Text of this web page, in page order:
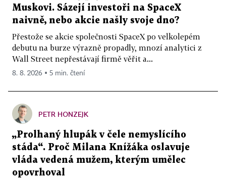
Muskovi. Sázejí investoři na SpaceX
naivně, nebo akcie našly svoje dno?
Přestože se akcie společnosti SpaceX po velkolepém
debutu na burze výrazně propadly, mnozí analytici z
Wall Street nepřestávají firmě věřit a...
8. 8. 2026 ▪ 5 min. čtení
PETR HONZEJK
„Prolhaný hlupák v čele nemyslícího
stáda“. Proč Milana Knížáka oslavuje
vláda vedená mužem, kterým umělec
opovrhoval